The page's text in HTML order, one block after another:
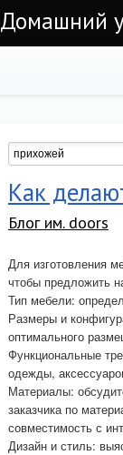
Домашний
Как
Блог им. doors
Для изготовления
чтобы предложить
Тип мебели:
Размеры и
оптимального
Функциональные
одежды,
Материалы:
заказчика по
совместимость с
Дизайн и стиль: